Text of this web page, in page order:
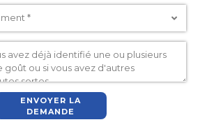
ENVOYER LA
DEMANDE